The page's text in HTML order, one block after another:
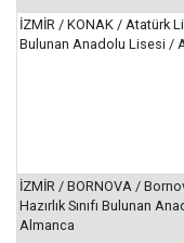
İZMİR / KONAK / Atatürk
Bulunan Anadolu Lisesi /
İZMİR / BORNOVA /
Hazırlık Sınıfı Bulunan
Almanca